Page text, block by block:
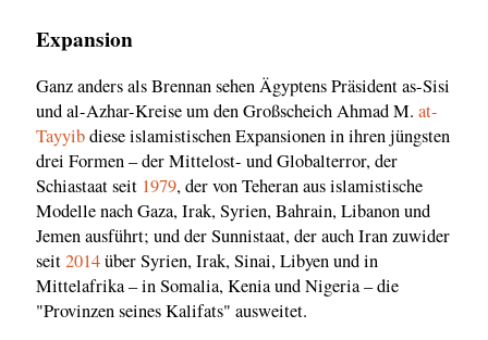
Expansion
Ganz anders als Brennan sehen Ägyptens Präsident as-Sisi
und al-Azhar-Kreise um den Großscheich Ahmad M. at-
Tayyibdiese islamistischen Expansionen in ihren jüngsten
drei Formen – der Mittelost- und Globalterror, der
Schiastaat seit 1979, der von Teheran aus islamistische
Modelle nach Gaza, Irak, Syrien, Bahrain, Libanon und
Jemen ausführt; und der Sunnistaat, der auch Iran zuwider
seit2014über Syrien, Irak, Sinai, Libyen und in
Mittelafrika – in Somalia, Kenia und Nigeria – die
"Provinzen seines Kalifats" ausweitet.